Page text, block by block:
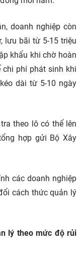
doanh nghiệp còn
lưu bãi từ 5-15 triệu
khẩu khi chờ hoàn
phí phát sinh khi
dài từ 5-10 ngày
theo lô có thể lên
hợp gửi Bộ Xây
các doanh nghiệp
cách thức quản lý
lý theo mức độ rủi